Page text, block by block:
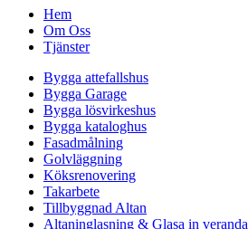
Hem
Om Oss
Tjänster
Bygga attefallshus
Bygga Garage
Bygga lösvirkeshus
Bygga kataloghus
Fasadmålning
Golvläggning
Köksrenovering
Takarbete
Tillbyggnad Altan
Altaninglasning & Glasa in veranda